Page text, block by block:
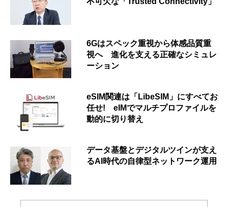
6Gはスペック重視から体感品質重
視へ 進化を支える正確なシミュレ
ーション
eSIM関連は「LibeSIM」にすべてお
任せ! eIMでマルチプロファイルを
動的に切り替え
データ基盤とデジタルツインが支え
るAI時代の自律型ネットワーク運用